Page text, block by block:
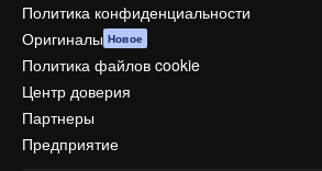
Политика конфиденциальности
Оригиналы Новое
Политика файлов cookie
Центр доверия
Партнеры
Предприятие